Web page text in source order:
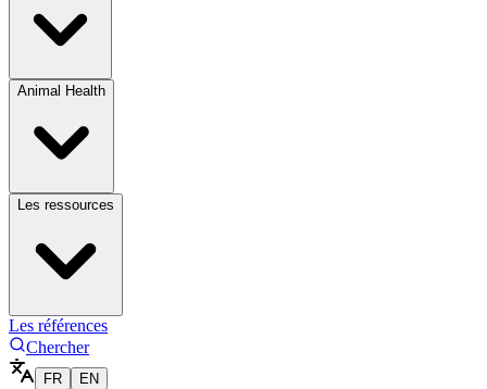
Animal Health
Les ressources
Les références
Chercher
FR EN